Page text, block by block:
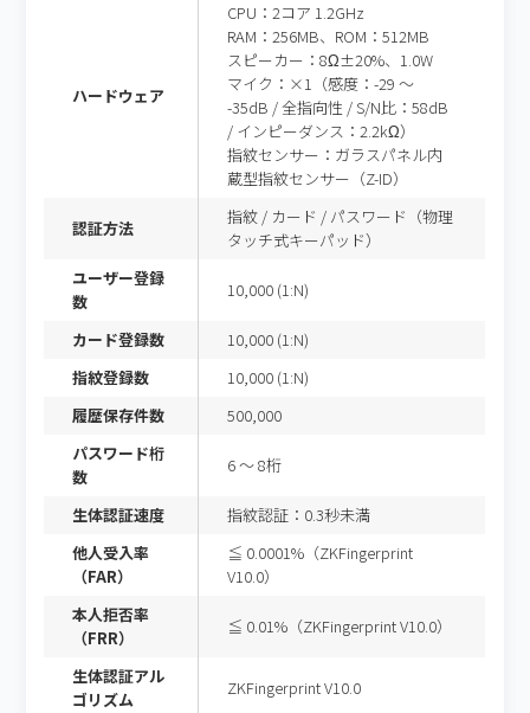
ハードウェア
CPU：2コア 1.2GHz
RAM：256MB、ROM：512MB
スピーカー：8Ω±20%、1.0W
マイク：×1（感度：-29 ～
-35dB / 全指向性 / S/N比：58dB
/ インピーダンス：2.2kΩ）
指紋センサー：ガラスパネル内
蔵型指紋センサー（Z-ID）
認証方法
指紋 / カード / パスワード（物理
タッチ式キーパッド）
ユーザー登録
数
10,000 (1:N)
カード登録数
10,000 (1:N)
指紋登録数
10,000 (1:N)
履歴保存件数
500,000
パスワード桁
数
6 ～ 8桁
生体認証速度
指紋認証：0.3秒未満
他人受入率
（FAR）
≦ 0.0001%（ZKFingerprint
V10.0）
本人拒否率
（FRR）
≦ 0.01%（ZKFingerprint V10.0）
生体認証アル
ゴリズム
ZKFingerprint V10.0